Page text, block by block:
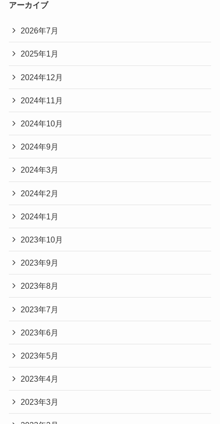
アーカイブ
2026年7月
2025年1月
2024年12月
2024年11月
2024年10月
2024年9月
2024年3月
2024年2月
2024年1月
2023年10月
2023年9月
2023年8月
2023年7月
2023年6月
2023年5月
2023年4月
2023年3月